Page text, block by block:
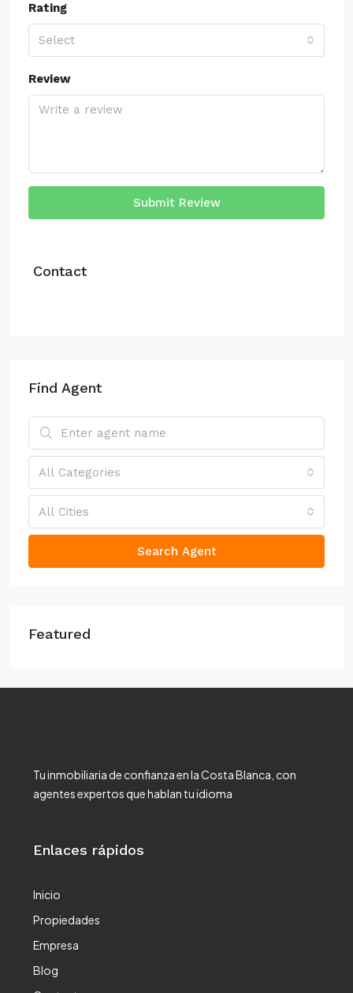
Rating
Select
Review
Submit Review
Contact
Find Agent
All Categories
All Cities
Search Agent
Featured
Tu inmobiliaria de confianza en la Costa Blanca, con
agentes expertos que hablan tu idioma
Enlaces rápidos
Inicio
Propiedades
Empresa
Blog